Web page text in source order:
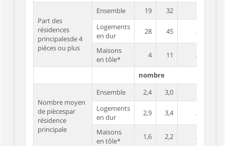
Part des
résidences
principalesde 4
pièces ou plus
Ensemble 19 32
Logements
en dur
28 45 ///////
Maisons
en tôle*
4 11 ///////
nombre
Nombre moyen
de piècespar
résidence
principale
Ensemble 2,4 3,0
Logements
en dur
2,9 3,4 ///////
Maisons
en tôle*
1,6 2,2 ///////